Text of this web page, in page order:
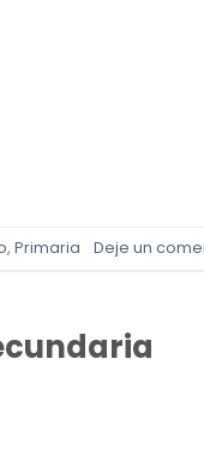
, Primaria Deje un